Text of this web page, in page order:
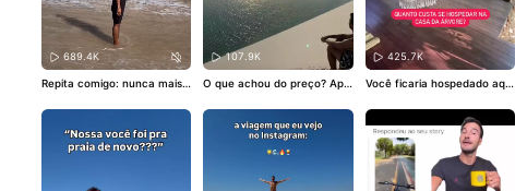
689.4K
Repita comigo: nunca mais r
107.9K
O que achou do preço? Apr
que topariam ir com você#
dicasdeviagem #lencoismar
anhenses #Maranhão
425.7K
Você ficaria hospedado aqu
s amigos que topariam dorm
ir na casa de árvore com vo
cê#dicasdeviagem #Para
alterdochao